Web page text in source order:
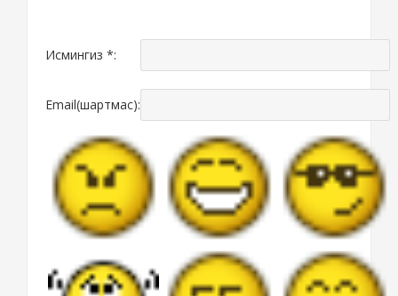
Исмингиз *:
Email(шартмас):